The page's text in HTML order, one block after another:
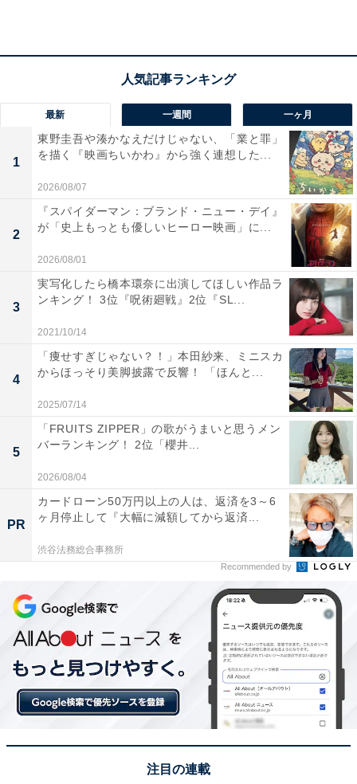
6月26日には、人気音楽番組『ミュージックステーショ
ン』（テレビ朝日系）へ初出演。先輩グループ・少年隊
の『Act-Show』をカバーし、28日の音楽特番『テレ東音
楽祭 2026夏』（テレビ東京系）にも出演しました。
快進撃はさらに続き、「テレ東系卓球スペシャルサポー
ター」に就任。テレビ東京系の人気番組や、当日の放送
番組をメンバーが紹介する「縦流れ番宣」に登場予定と
なり、さまざまな場面でメンバーの姿を見られそうで
す。このほかにも、各雑誌の表紙や2度目のツアー
「KEY TO LIT Arena Tour 2026 NEO CLASSICS」な
ど、2026年に入ってとんでもない活躍を続けています。
最新 一週間 一ヶ月
1
東野圭吾や湊かなえだけじゃない、「業と罪」
を描く『映画ちいかわ』から強く連想した...
2026/08/07
2
『スパイダーマン：ブランド・ニュー・デイ』
が「史上もっとも優しいヒーロー映画」に...
2026/08/01
3
実写化したら橋本環奈に出演してほしい作品ラ
ンキング！ 3位『呪術廻戦』2位『SL...
2021/10/14
4
「痩せすぎじゃない？！」本田紗来、ミニスカ
からほっそり美脚披露で反響！ 「ほんと...
2025/07/14
5
「FRUITS ZIPPER」の歌がうまいと思うメン
バーランキング！ 2位「櫻井...
2026/08/04
PR
カードローン50万円以上の人は、返済を3～6
ヶ月停止して『大幅に減額してから返済...
渋谷法務総合事務所
Recommended by
注目の連載